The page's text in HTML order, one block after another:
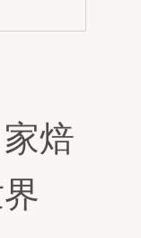
肢とメ
焙